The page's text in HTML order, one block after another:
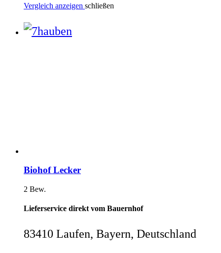
Vergleich anzeigen schließen
Biohof Lecker
2 Bew.
Lieferservice direkt vom Bauernhof
83410 Laufen, Bayern, Deutschland